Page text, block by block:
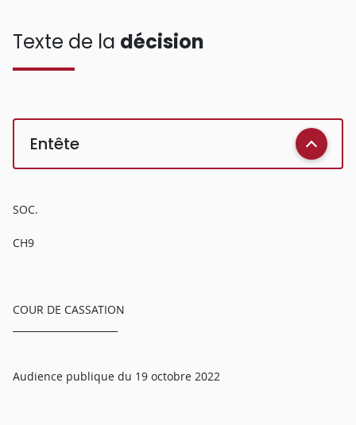
Texte de la décision
Entête
SOC.
CH9
COUR DE CASSATION
Audience publique du 19 octobre 2022